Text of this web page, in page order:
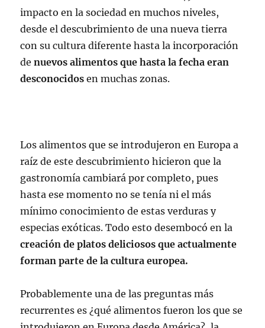
impacto en la sociedad en muchos niveles,
desde el descubrimiento de una nueva tierra
con su cultura diferente hasta la incorporación
denuevos alimentos que hasta la fecha eran
desconocidos en muchas zonas.
Los alimentos que se introdujeron en Europa a
raíz de este descubrimiento hicieron que la
gastronomía cambiará por completo, pues
hasta ese momento no se tenía ni el más
mínimo conocimiento de estas verduras y
especias exóticas. Todo esto desembocó en la
creación de platos deliciosos que actualmente
forman parte de la cultura europea.
Probablemente una de las preguntas más
recurrentes es ¿qué alimentos fueron los que se